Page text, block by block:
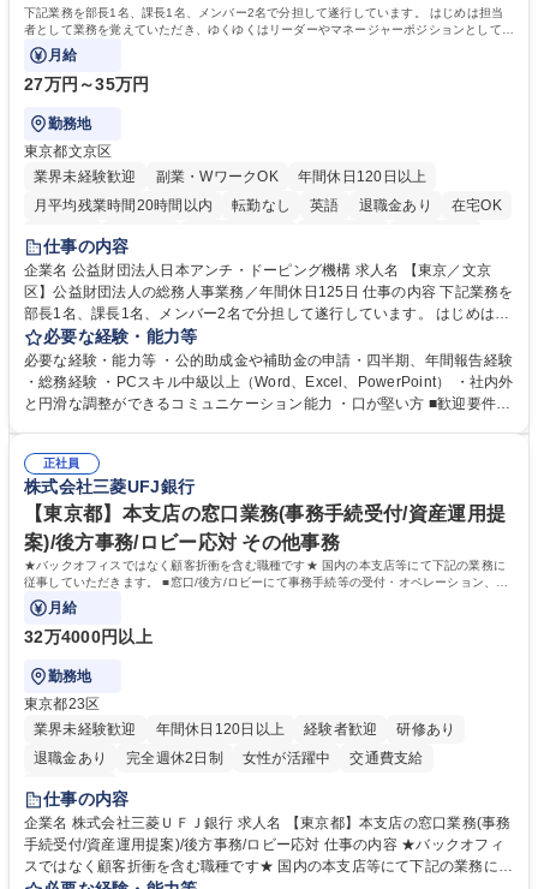
下記業務を部長1名、課長1名、メンバー2名で分担して遂行しています。 はじめは担当
者として業務を覚えていただき、ゆくゆくはリーダーやマネージャーポジションとして活
躍いただくことを期待しています。
月給
27万円～35万円
勤務地
東京都文京区
業界未経験歓迎
副業・WワークOK
年間休日120日以上
月平均残業時間20時間以内
転勤なし 英語 退職金あり
在宅OK
賞与あり
育休あり
食事補助あり
仕事の内容
企業名 公益財団法人日本アンチ・ドーピング機構 求人名 【東京／文京
区】公益財団法人の総務人事業務／年間休日125日 仕事の内容 下記業務を
部長1名、課長1名、メンバー2名で分担して遂行しています。 はじめは担
当者として業務を覚えていただき、ゆくゆくはリーダーやマネージャーポ
ジションとして活躍いただくことを期待しています。 【総務・人事グルー
プの業務内容】 ・人事制度関連 ・採用活動 ・教育研修の企画、実行 ・勤
怠管理 ・官公庁への各種提出 ・法定の会議運営（評議員会、理事会） ・
管理 ・福利厚生関連 ・職員からの問合せ、相談対応 ・その他日常の総務
業務全般 募集職種 【東京／文京区】公益財団法人の総務人事業務／年間
休日125日
必要な経験・能力等
必要な経験・能力等 ・公的助成金や補助金の申請・四半期、年間報告経験
・総務経験 ・PCスキル中級以上（Word、Excel、PowerPoint） ・社内外
と円滑な調整ができるコミュニケーション能力 ・口が堅い方 ■歓迎要件
正社員
株式会社三菱UFJ銀行
【東京都】本支店の窓口業務(事務手続受付/資産運用提
案)/後方事務/ロビー応対 その他事務
★バックオフィスではなく顧客折衝を含む職種です★ 国内の本支店等にて下記の業務に
従事していただきます。 ■窓口/後方/ロビーにて事務手続等の受付・オペレーション、お
客様対応
月給
32万4000円以上
勤務地
東京都23区
業界未経験歓迎
年間休日120日以上 経験者歓迎
研修あり
退職金あり
完全週休2日制 女性が活躍中
交通費支給
土日祝休み
仕事の内容
企業名 株式会社三菱ＵＦＪ銀行 求人名 【東京都】本支店の窓口業務(事務
手続受付/資産運用提案)/後方事務/ロビー応対 仕事の内容 ★バックオフィ
スではなく顧客折衝を含む職種です★ 国内の本支店等にて下記の業務に従